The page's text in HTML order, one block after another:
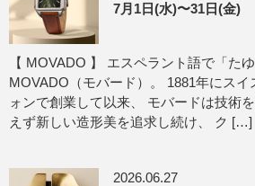
7月1日(水)〜31日(金)
【 MOVADO 】 エスペラント語で「た
MOVADO（モバード）。 1881年にス
ォンで創業して以来、 モバードは技術
えず新しい造形美を追求し続け、 ク […]
2026.06.27